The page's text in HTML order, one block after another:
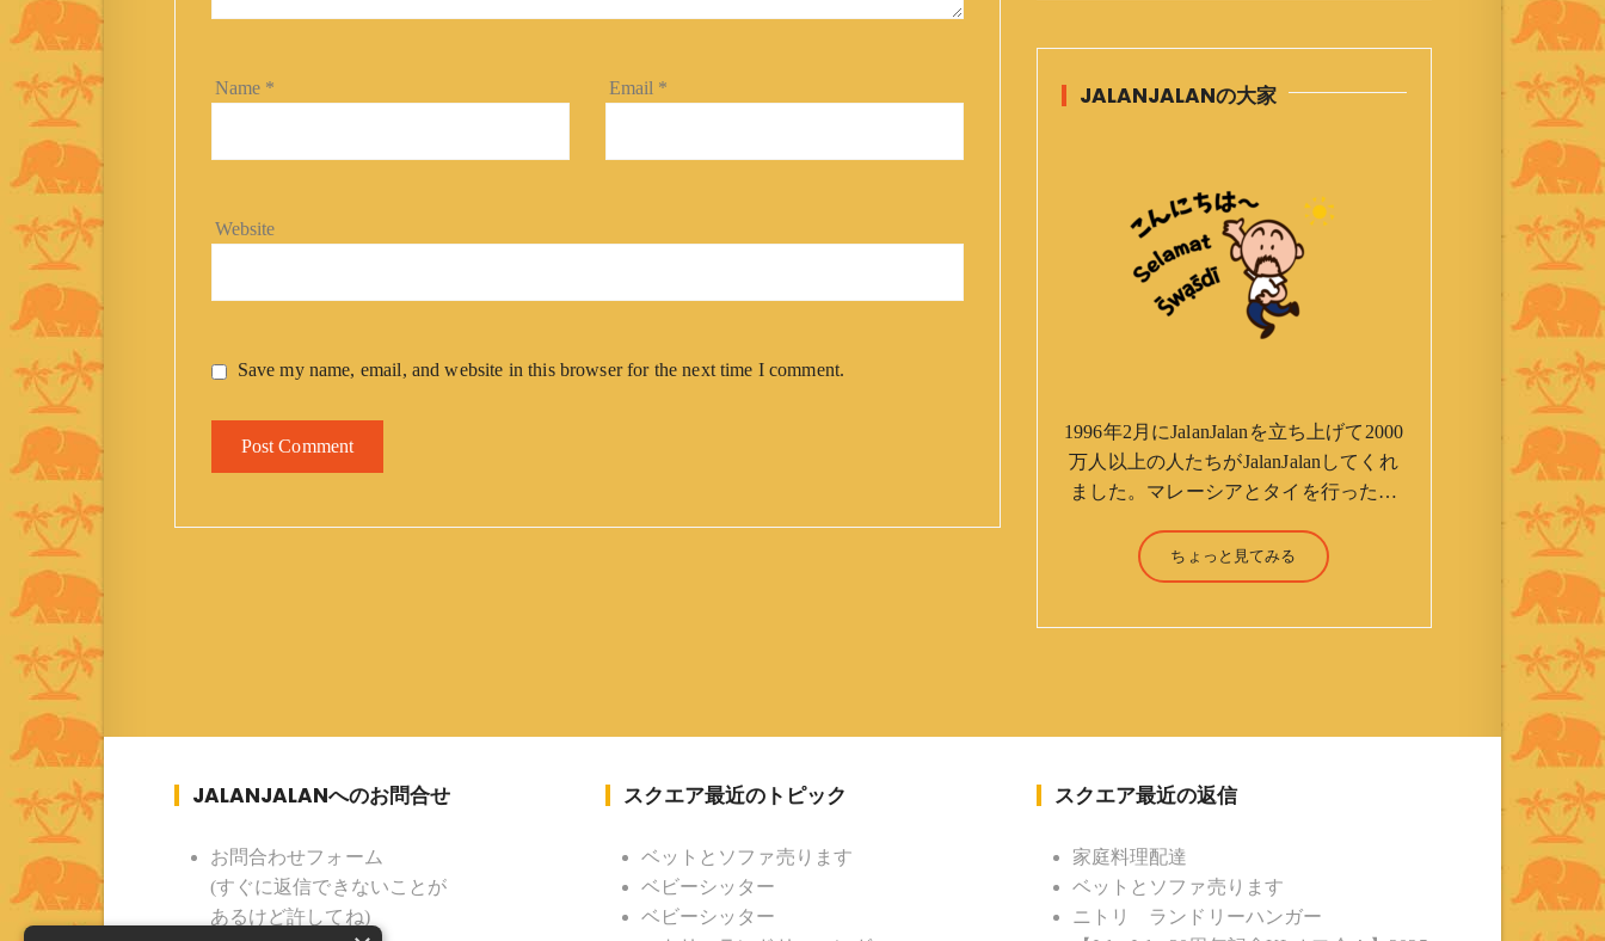
Name * Email *
Website
Save my name, email, and website in this browser for the next time I comment.
JALANJALANの大家
1996年2月にJalanJalanを立ち上げて2000
万人以上の人たちがJalanJalanしてくれ
ました。マレーシアとタイを行ったり
に鼻くそほじりながらやってます。 山
森 淳（Jun Yamamori） 生年月
ぎ) テニス、スキー、ロ
ル KLソフトボール
「JalanJalan」「J Bothers」の監
督 BKKソフトボール
ちょっと見てみる
JALANJALANへのお問合せ
お問合わせフォーム
(すぐに返信できないことが
あるけど許してね)
スクエア最近のトピック
ベットとソファ売ります
ベビーシッター
ベビーシッター
スクエア最近の返信
家庭料理配達
ベットとソファ売ります
ニトリ ランドリーハンガー